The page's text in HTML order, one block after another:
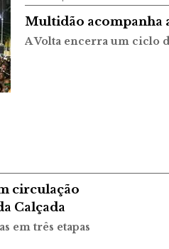
Multidão acompanha
A Volta encerra um ciclo
circulação
Calçada
em três etapas